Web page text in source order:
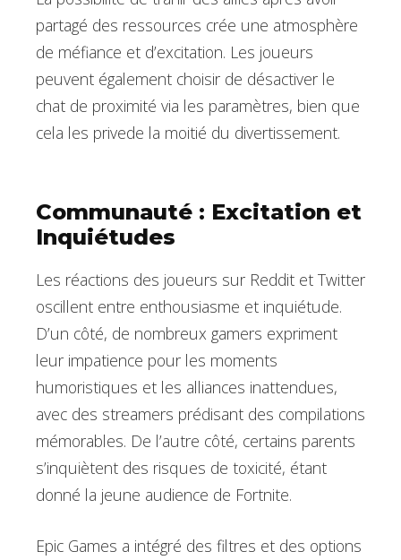
partagé des ressources crée une atmosphère
de méfiance et d’excitation. Les joueurs
peuvent également choisir de désactiver le
chat de proximité via les paramètres, bien que
cela les privede la moitié du divertissement.
Communauté : Excitation et
Inquiétudes
Les réactions des joueurs sur Reddit et Twitter
oscillent entre enthousiasme et inquiétude.
D’un côté, de nombreux gamers expriment
leur impatience pour les moments
humoristiques et les alliances inattendues,
avec des streamers prédisant des compilations
mémorables. De l’autre côté, certains parents
s’inquiètent des risques de toxicité, étant
donné la jeune audience de Fortnite.
Epic Games a intégré des filtres et des options